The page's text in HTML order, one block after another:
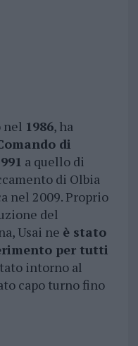
nel 1986, ha
di
a quello di
di Olbia
nel 2009. Proprio
del
Usai ne è stato
per tutti
intorno al
capo turno fino